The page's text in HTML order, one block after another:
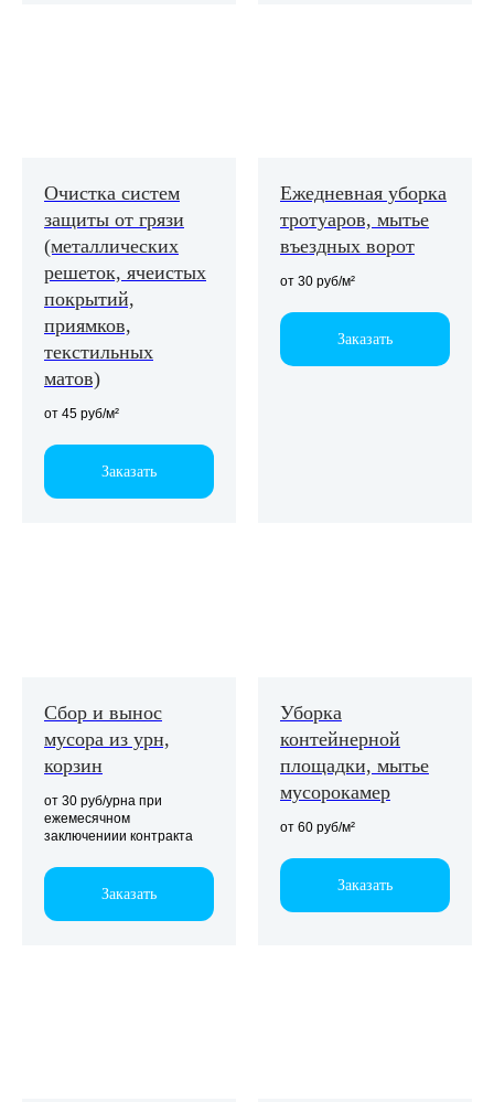
Очистка систем
защиты от грязи
(металлических
решеток, ячеистых
покрытий,
приямков,
текстильных
матов)
от 45 руб/м²
Заказать
Ежедневная уборка
тротуаров, мытье
въездных ворот
от 30 руб/м²
Заказать
Сбор и вынос
мусора из урн,
корзин
от 30 руб/урна при
ежемесячном
заключениии контракта
Заказать
Уборка
контейнерной
площадки, мытье
мусорокамер
от 60 руб/м²
Заказать
Выполненные
работы